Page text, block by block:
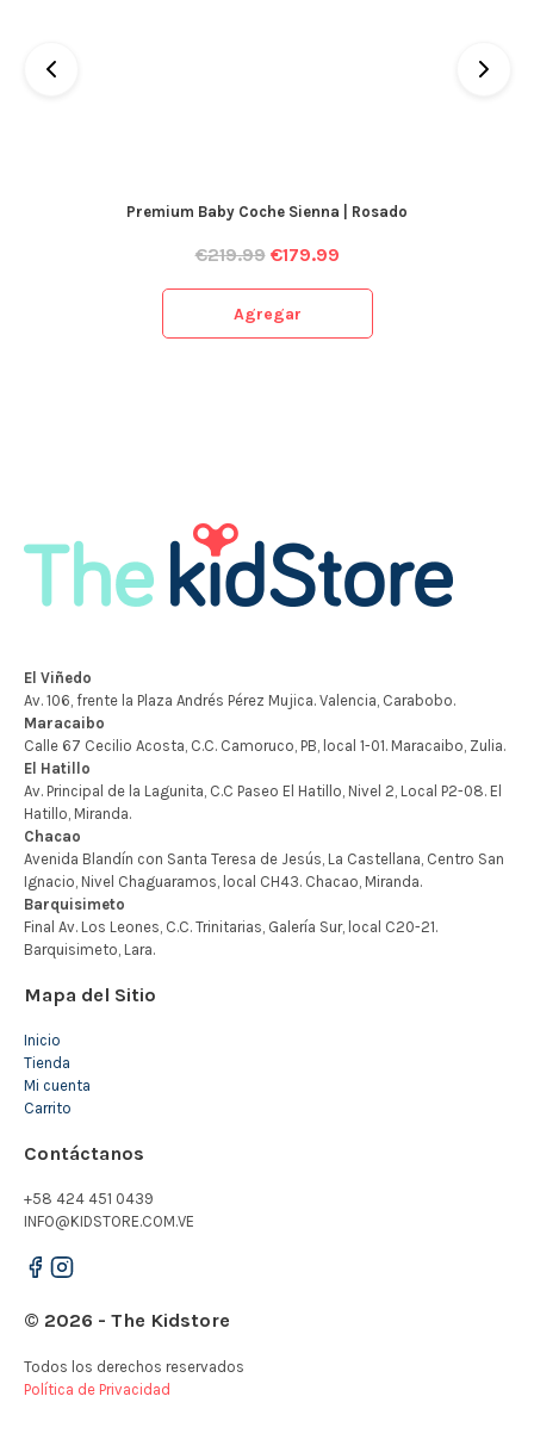
Premium Baby Coche Sienna | Rosado
€219.99 €179.99
Agregar
Mapa del Sitio
Inicio
Tienda
Mi cuenta
Carrito
Contáctanos
+58 424 451 0439
INFO@KIDSTORE.COM.VE
© 2026 - The Kidstore
Todos los derechos reservados
Política de Privacidad